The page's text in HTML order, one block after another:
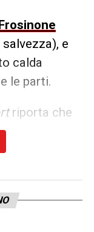
e
calda
le parti.
riporta che
allo stadio
in tutti i